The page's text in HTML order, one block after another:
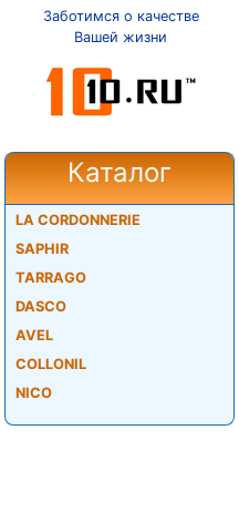
Заботимся о качестве
Вашей жизни
Каталог
LA CORDONNERIE
SAPHIR
TARRAGO
DASCO
AVEL
COLLONIL
NICO